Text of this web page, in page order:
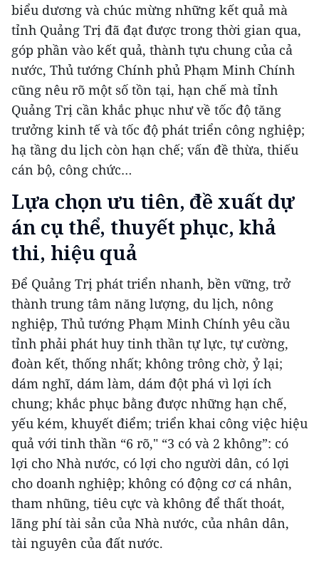
biểu dương và chúc mừng những kết quả mà
tỉnh Quảng Trị đã đạt được trong thời gian qua,
góp phần vào kết quả, thành tựu chung của cả
nước, Thủ tướng Chính phủ Phạm Minh Chính
cũng nêu rõ một số tồn tại, hạn chế mà tỉnh
Quảng Trị cần khắc phục như về tốc độ tăng
trưởng kinh tế và tốc độ phát triển công nghiệp;
hạ tầng du lịch còn hạn chế; vấn đề thừa, thiếu
cán bộ, công chức…
Lựa chọn ưu tiên, đề xuất dự
án cụ thể, thuyết phục, khả
thi, hiệu quả
Để Quảng Trị phát triển nhanh, bền vững, trở
thành trung tâm năng lượng, du lịch, nông
nghiệp, Thủ tướng Phạm Minh Chính yêu cầu
tỉnh phải phát huy tinh thần tự lực, tự cường,
đoàn kết, thống nhất; không trông chờ, ỷ lại;
dám nghĩ, dám làm, dám đột phá vì lợi ích
chung; khắc phục bằng được những hạn chế,
yếu kém, khuyết điểm; triển khai công việc hiệu
quả với tinh thần “6 rõ," “3 có và 2 không”: có
lợi cho Nhà nước, có lợi cho người dân, có lợi
cho doanh nghiệp; không có động cơ cá nhân,
tham nhũng, tiêu cực và không để thất thoát,
lãng phí tài sản của Nhà nước, của nhân dân,
tài nguyên của đất nước.